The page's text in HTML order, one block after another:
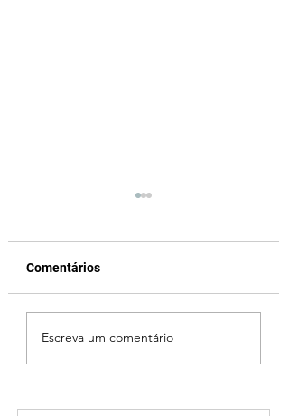
Patrocínio realiza
primeiras cirurgias de
reversão de colostomia
espera
Comentários
Escreva um comentário